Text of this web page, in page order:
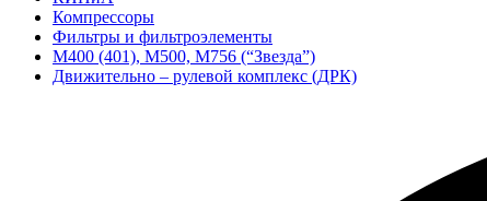
Компрессоры
Фильтры и фильтроэлементы
М400 (401), М500, М756 (“Звезда”)
Движительно – рулевой комплекс (ДРК)